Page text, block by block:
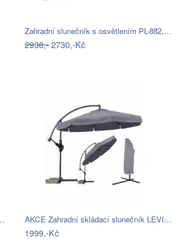
Zahradní slunečník s osvětlením PL-882,…
2938,-2730,-Kč
AKCE Zahradní skládací slunečník LEVI…
1999,-Kč